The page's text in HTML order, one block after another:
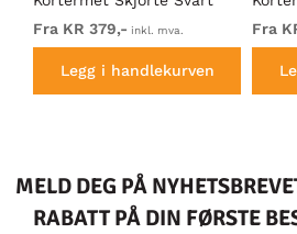
Fra KR 379,- inkl. mva.
Legg i handlekurven
Fra
MELD DEG PÅ
RABATT PÅ DIN FØRSTE